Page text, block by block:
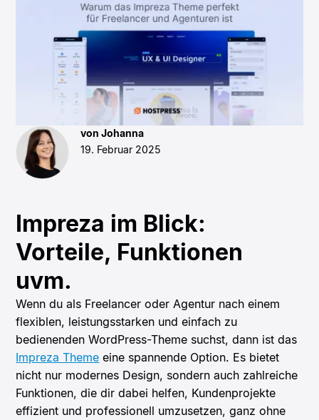
von Johanna
19. Februar 2025
Impreza im Blick:
Vorteile, Funktionen
uvm.
Wenn du als Freelancer oder Agentur nach einem
flexiblen, leistungsstarken und einfach zu
bedienenden WordPress-Theme suchst, dann ist das
Impreza Theme eine spannende Option. Es bietet
nicht nur modernes Design, sondern auch zahlreiche
Funktionen, die dir dabei helfen, Kundenprojekte
effizient und professionell umzusetzen, ganz ohne